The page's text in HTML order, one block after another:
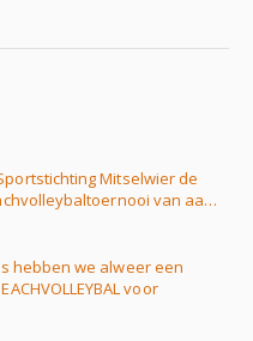
Mitselwier de
van aa…
hebben we alweer een
voor